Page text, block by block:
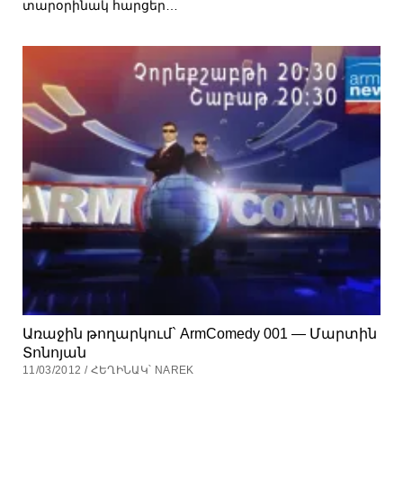
տարօրինակ հարցեր…
Առաջին թողարկում` ArmComedy 001 — Մարտին
Տոնոյան
11/03/2012 / ՀԵՂԻՆԱԿ՝ NAREK